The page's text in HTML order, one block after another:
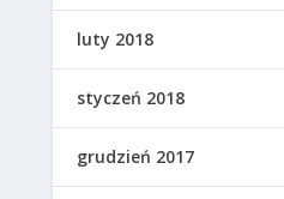
luty 2018
styczeń 2018
grudzień 2017